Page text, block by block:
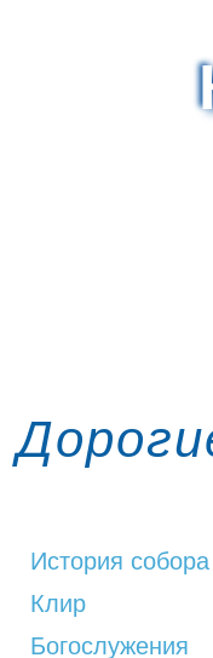
История собора
Клир
Богослужения